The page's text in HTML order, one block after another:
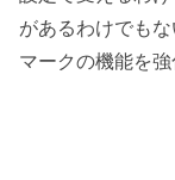
があるわけでも
マークの機能を強